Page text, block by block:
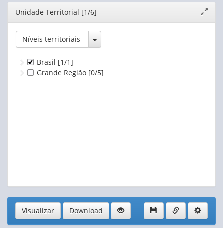
Editor
janela
Unidade Territorial [1/6]
Níveis territoriais Toggle Dropdown
Brasil [1/1]
Grande Região [0/5]
Visualizar Download